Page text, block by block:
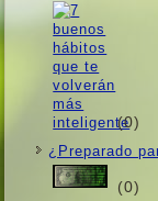
(0)
¿Preparado
(0)